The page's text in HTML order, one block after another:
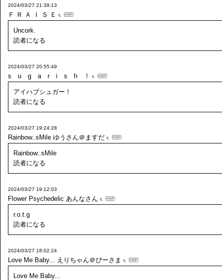
2024/03/27 21:39:13
Ｆ Ｒ Ａ Ｉ Ｓ Ｅ
Uncork.
読者になる
2024/03/27 20:55:49
s u g a r i s h ！
アイハブシュガー！
読者になる
2024/03/27 19:24:28
Rainbow..sMile ゆうさん＠ますだ
Rainbow..sMile
読者になる
2024/03/27 19:12:03
Flower Psychedelic あんなさん
r.o.t.g
読者になる
2024/03/27 18:02:24
Love Me Baby... えりちゃん＠ぴーさま
Love Me Baby...